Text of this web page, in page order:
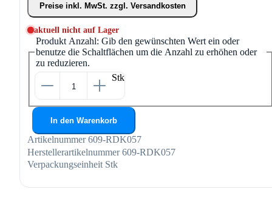
Preise inkl. MwSt. zzgl. Versandkosten
aktuell nicht auf Lager
Produkt Anzahl: Gib den gewünschten Wert ein oder
benutze die Schaltflächen um die Anzahl zu erhöhen oder
zu reduzieren.
Stk
In den Warenkorb
Artikelnummer 609-RDK057
Herstellerartikelnummer 609-RDK057
Verpackungseinheit Stk